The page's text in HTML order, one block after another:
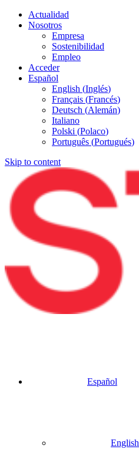
Actualidad
Nosotros
Empresa
Sostenibilidad
Empleo
Acceder
Español
English (Inglés)
Français (Francés)
Deutsch (Alemán)
Italiano
Polski (Polaco)
Português (Portugués)
Skip to content
Español
English